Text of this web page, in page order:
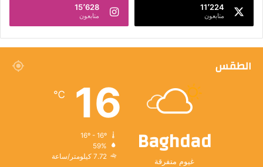
11٬224
متابعون
15٬628
متابعون
الطقس
Baghdad
غيوم متفرقة
16
℃
59%
7.72 كيلومتر/ساعة